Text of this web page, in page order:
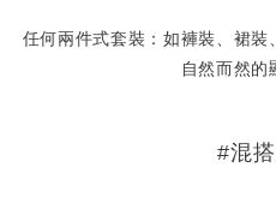
任何兩件式套裝：如褲裝、裙
自然而然的
#混